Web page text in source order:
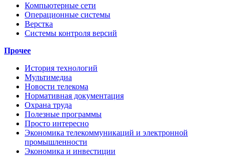
Компьютерные сети
Операционные системы
Верстка
Системы контроля версий
Прочее
История технологий
Мультимедиа
Новости телекома
Нормативная документация
Охрана труда
Полезные программы
Просто интересно
Экономика телекоммуникаций и электронной
промышленности
Экономика и инвестиции